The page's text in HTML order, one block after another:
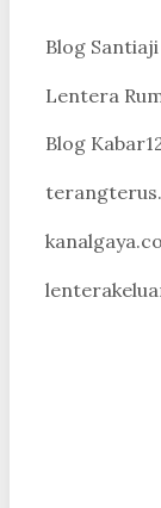
Blog Santiaji
Lentera
Blog